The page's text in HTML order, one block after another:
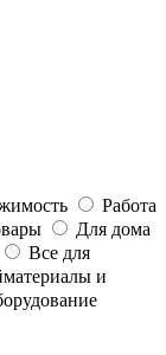
Работа
Для дома
Все для
и